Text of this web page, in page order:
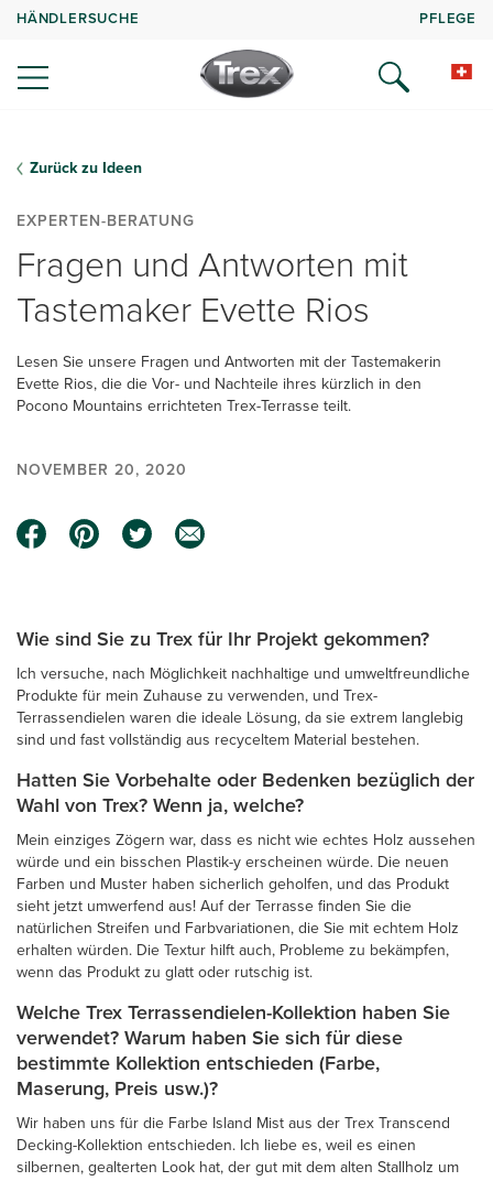
HÄNDLERSUCHE PFLEGE
Zurück zu Ideen
EXPERTEN-BERATUNG
Fragen und Antworten mit
Tastemaker Evette Rios
Lesen Sie unsere Fragen und Antworten mit der Tastemakerin
Evette Rios, die die Vor- und Nachteile ihres kürzlich in den
Pocono Mountains errichteten Trex-Terrasse teilt.
NOVEMBER 20, 2020
Wie sind Sie zu Trex für Ihr Projekt gekommen?
Ich versuche, nach Möglichkeit nachhaltige und umweltfreundliche
Produkte für mein Zuhause zu verwenden, und Trex-
Terrassendielen waren die ideale Lösung, da sie extrem langlebig
sind und fast vollständig aus recyceltem Material bestehen.
Hatten Sie Vorbehalte oder Bedenken bezüglich der
Wahl von Trex? Wenn ja, welche?
Mein einziges Zögern war, dass es nicht wie echtes Holz aussehen
würde und ein bisschen Plastik-y erscheinen würde. Die neuen
Farben und Muster haben sicherlich geholfen, und das Produkt
sieht jetzt umwerfend aus! Auf der Terrasse finden Sie die
natürlichen Streifen und Farbvariationen, die Sie mit echtem Holz
erhalten würden. Die Textur hilft auch, Probleme zu bekämpfen,
wenn das Produkt zu glatt oder rutschig ist.
Welche Trex Terrassendielen-Kollektion haben Sie
verwendet? Warum haben Sie sich für diese
bestimmte Kollektion entschieden (Farbe,
Maserung, Preis usw.)?
Wir haben uns für die Farbe Island Mist aus der Trex Transcend
Decking-Kollektion entschieden. Ich liebe es, weil es einen
silbernen, gealterten Look hat, der gut mit dem alten Stallholz um